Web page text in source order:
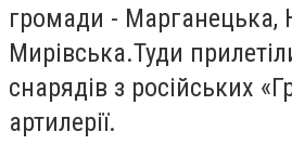
громади - Марганецька,
Мирівська.Туди
снарядів з російських
артилерії.